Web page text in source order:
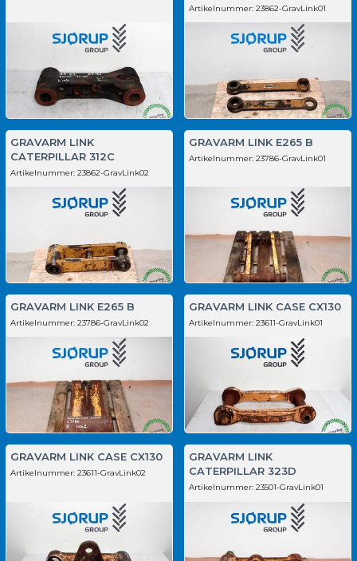
Artikelnummer: 23862-GravLink01
GRAVARM LINK
CATERPILLAR 312C
Artikelnummer: 23862-GravLink02
GRAVARM LINK E265 B
Artikelnummer: 23786-GravLink01
GRAVARM LINK E265 B
Artikelnummer: 23786-GravLink02
GRAVARM LINK CASE CX130
Artikelnummer: 23611-GravLink01
GRAVARM LINK CASE CX130
Artikelnummer: 23611-GravLink02
GRAVARM LINK
CATERPILLAR 323D
Artikelnummer: 23501-GravLink01